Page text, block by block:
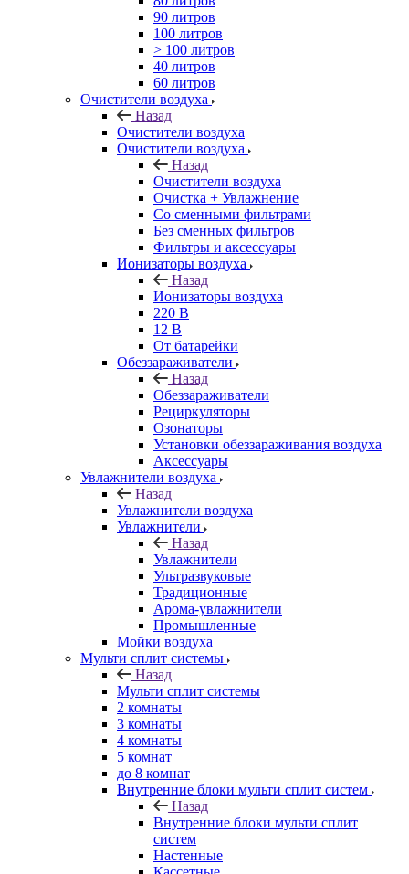
90 литров
100 литров
> 100 литров
40 литров
60 литров
Очистители воздуха
Назад
Очистители воздуха
Очистители воздуха
Назад
Очистители воздуха
Очистка + Увлажнение
Cо сменными фильтрами
Без сменных фильтров
Фильтры и аксессуары
Ионизаторы воздуха
Назад
Ионизаторы воздуха
220 В
12 В
От батарейки
Обеззараживатели
Назад
Обеззараживатели
Рециркуляторы
Озонаторы
Установки обеззараживания воздуха
Аксессуары
Увлажнители воздуха
Назад
Увлажнители воздуха
Увлажнители
Назад
Увлажнители
Ультразвуковые
Традиционные
Арома-увлажнители
Промышленные
Мойки воздуха
Мульти сплит системы
Назад
Мульти сплит системы
2 комнаты
3 комнаты
4 комнаты
5 комнат
до 8 комнат
Внутренние блоки мульти сплит систем
Назад
Внутренние блоки мульти сплит
систем
Настенные